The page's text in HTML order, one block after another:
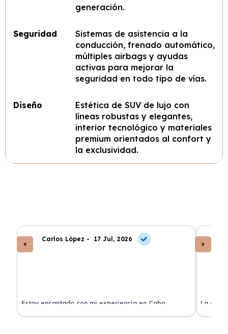
generación.
Seguridad
Sistemas de asistencia a la
conducción, frenado automático,
múltiples airbags y ayudas
activas para mejorar la
seguridad en todo tipo de vías.
Diseño
Estética de SUV de lujo con
líneas robustas y elegantes,
interior tecnológico y materiales
premium orientados al confort y
la exclusividad.
Carlos López - 17 Jul, 2026
Estoy encantado con mi experiencia en Cabo
Renting. El coche llegó en perfectas condiciones y sin
La
de